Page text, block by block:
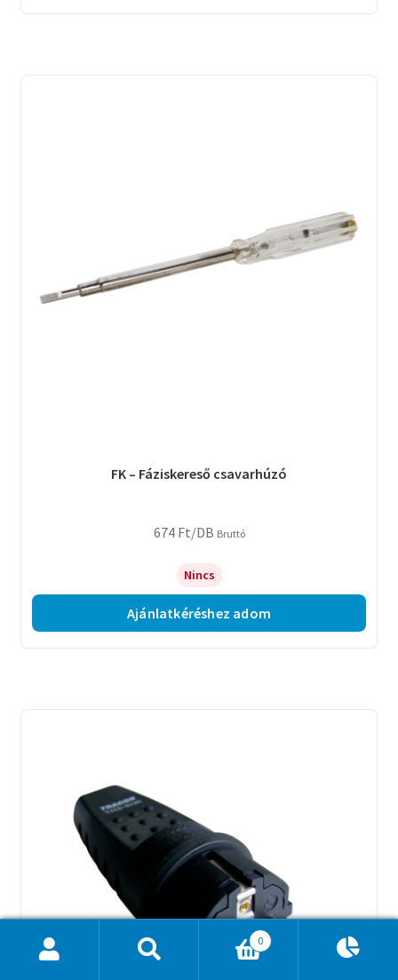
FK – Fáziskereső csavarhúzó
674 Ft/DB Bruttó
Nincs
Ajánlatkéréshez adom
0
Ajánlatkosár 0